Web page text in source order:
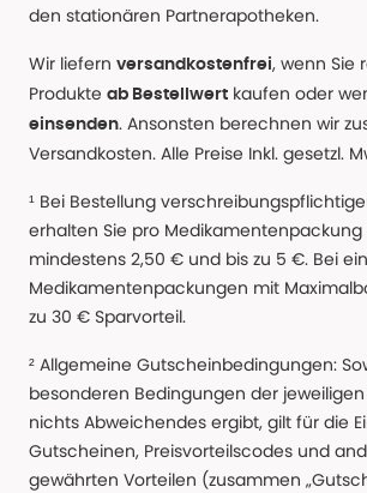
den stationären Partnerapotheken.
Wir liefern versandkostenfrei, wenn Sie
Produkte ab Bestellwert kaufen oder
einsenden. Ansonsten berechnen wir
Versandkosten. Alle Preise Inkl. gesetzl.
¹ Bei Bestellung
erhalten Sie pro
mindestens 2,50 € und bis zu 5 €. Bei
Medikamentenpackungen mit
zu 30 € Sparvorteil.
² Allgemeine Gutscheinbedingungen:
besonderen Bedingungen der
nichts Abweichendes ergibt, gilt für die
Gutscheinen, Preisvorteilscodes und
gewährten Vorteilen (zusammen